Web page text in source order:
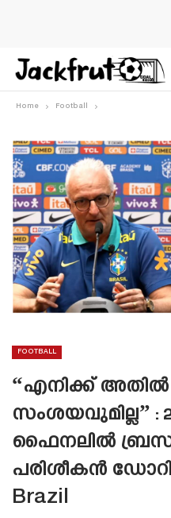
Home Football
FOOTBALL
“എനിക്ക്
സംശയവുമില്ല” :
ഫൈനലിൽ
പരിശീകൻ
Brazil